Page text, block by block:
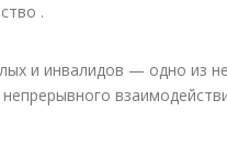
.
и инвалидов — одно из